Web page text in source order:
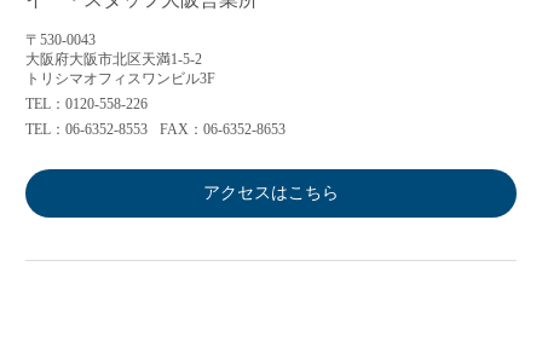
〒530-0043
大阪府大阪市北区天満1-5-2
トリシマオフィスワンビル3F
TEL：0120-558-226
TEL：06-6352-8553
FAX：06-6352-8653
アクセスはこちら